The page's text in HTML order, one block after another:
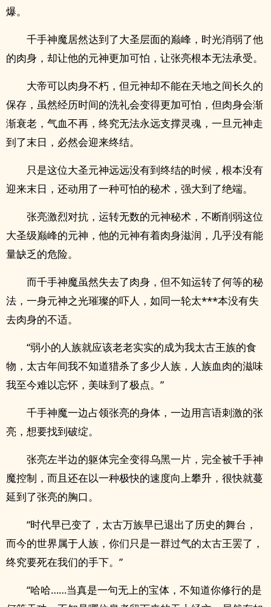
爆。
千手神魔居然达到了大圣层面的巅峰，时光消弱了他
的肉身，却让他的元神更加可怕，让张亮根本无法承受。
大帝可以肉身不朽，但元神却不能在天地之间长久的
保存，虽然经历时间的洗礼会变得更加可怕，但肉身会渐
渐衰老，气血不再，终究无法永远支撑灵魂，一旦元神走
到了末日，必然会迎来终结。
只是这位大圣元神远远没有到终结的时候，根本没有
迎来末日，还动用了一种可怕的秘术，强大到了绝端。
张亮激烈对抗，运转无数的元神秘术，不断削弱这位
大圣级巅峰的元神，他的元神有着肉身滋润，几乎没有能
量缺乏的危险。
而千手神魔虽然失去了肉身，但不知运转了何等的秘
法，一身元神之光璀璨的吓人，如同一轮太***本没有失
去肉身的不适。
“弱小的人族就应该老老实实的成为我太古王族的食
物，太古年间我不知道猎杀了多少人族，人族血肉的滋味
我至今难以忘怀，美味到了极点。”
千手神魔一边占领张亮的身体，一边用言语刺激的张
亮，想要找到破绽。
张亮左半边的躯体完全变得乌黑一片，完全被千手神
魔控制，而且还在以一种极快的速度向上攀升，很快就蔓
延到了张亮的胸口。
“时代早已变了，太古万族早已退出了历史的舞台，
而今的世界属于人族，你们只是一群过气的太古王罢了，
终究要死在我们的手下。”
“哈哈……当真是一句无上的宝体，不知道你修行的是